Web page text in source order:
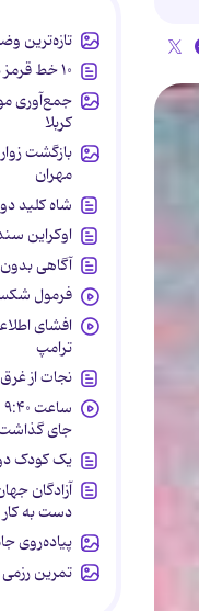
تازه‌ترین
۱۰ خط قرمز در دعوای همسران
جمع‌آوری
کربلا
بازگشت
مهران
شاه کلید
اوکراین
آگاهی
فرمول
افشای
ترامپ
نجات از
جای
یک کودک
آزادگان
دست به
پیاده‌روی
تمرین